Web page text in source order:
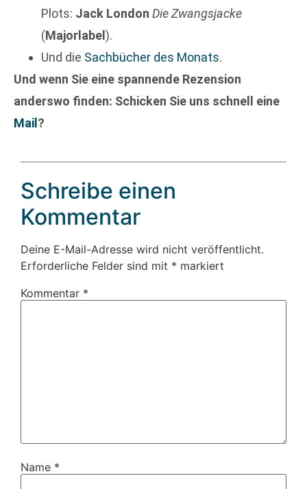
Plots: Jack London Die Zwangsjacke
(Majorlabel ).
Und die Sachbücher des Monats.
Und wenn Sie eine spannende Rezension
anderswo finden: Schicken Sie uns schnell eine
Mail ?
Schreibe einen
Kommentar
Deine E-Mail-Adresse wird nicht veröffentlicht.
Erforderliche Felder sind mit * markiert
Kommentar *
Name *